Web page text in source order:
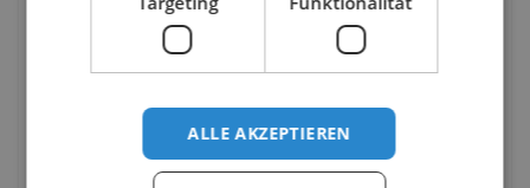
ALLE AKZEPTIEREN